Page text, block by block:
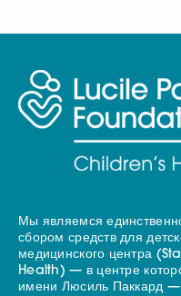
Мы являемся
сбором средств для
медицинского центра
Health) — в центре
имени Люсиль Паккард —